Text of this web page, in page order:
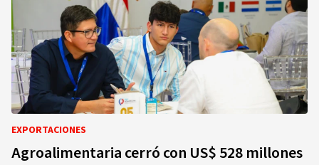
EXPORTACIONES
Agroalimentaria cerró con US$ 528 millones